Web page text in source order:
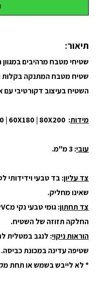
תיאור:
שטיחי מטבח מרהיבים
שטיח מטבח המתנקה בקלות
השטיח בעיצוב דקורטיבי עם
מידות: 50X80 | 60X90 | 60X120 | 60X160 | 60X180 | 80X200
עובי: 3 מ"מ.
צד עליון: בד טבעי
שאינו מחליק.
צד תחתון
החלקה תזוזה של השטיח.
הוראות ניקוי
שטיפה עדינה במכונת כביסה.
* לא לייבש בשמש או תחת